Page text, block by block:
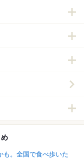
も。全国で食べ歩いた